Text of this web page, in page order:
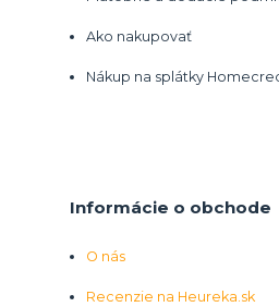
Ako nakupovať
Nákup na splátky
Informácie o obchode
O nás
Recenzie na Heureka.sk